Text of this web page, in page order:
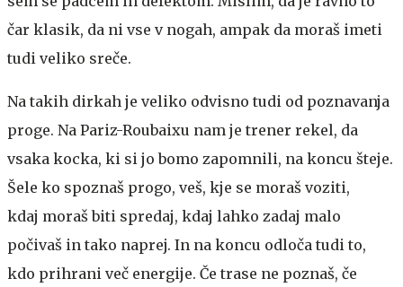
čar klasik, da ni vse v nogah, ampak da moraš imeti
tudi veliko sreče.
Na takih dirkah je veliko odvisno tudi od poznavanja
proge. Na Pariz-Roubaixu nam je trener rekel, da
vsaka kocka, ki si jo bomo zapomnili, na koncu šteje.
Šele ko spoznaš progo, veš, kje se moraš voziti,
kdaj moraš biti spredaj, kdaj lahko zadaj malo
počivaš in tako naprej. In na koncu odloča tudi to,
kdo prihrani več energije. Če trase ne poznaš, če